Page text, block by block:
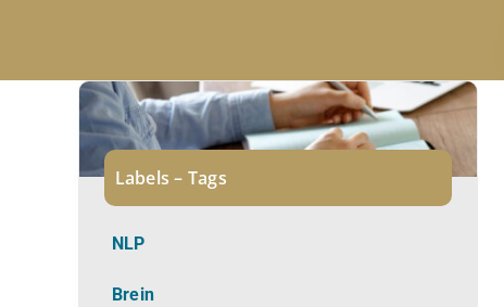
Labels – Tags
NLP
Brein